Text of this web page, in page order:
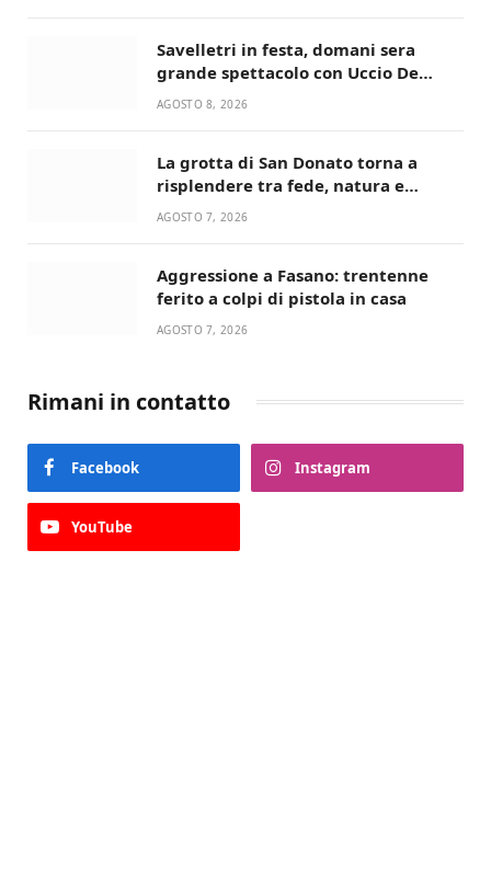
Savelletri in festa, domani sera
grande spettacolo con Uccio De
Santis
AGOSTO 8, 2026
La grotta di San Donato torna a
risplendere tra fede, natura e
devozione
AGOSTO 7, 2026
Aggressione a Fasano: trentenne
ferito a colpi di pistola in casa
AGOSTO 7, 2026
Rimani in contatto
Facebook Instagram
YouTube